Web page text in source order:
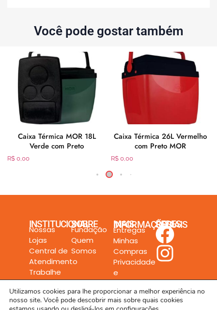
Você pode gostar também
Caixa Térmica MOR 18L
Verde com Preto
R$ 0,00
Caixa Térmica 26L Vermelho
com Preto MOR
R$ 0,00
INSTITUCIONAL
Nossas
Lojas
Central de
Atendimento
Trabalhe
Conosco
SOBRE
Fundação
Quem
Somos
MAIS INFORMAÇÕES
Entregas
Minhas
Compras
Privacidade
e
Segurança
REDES SOCIAIS
Utilizamos cookies para lhe proporcionar a melhor experiência no
nosso site. Você pode descobrir mais sobre quais cookies